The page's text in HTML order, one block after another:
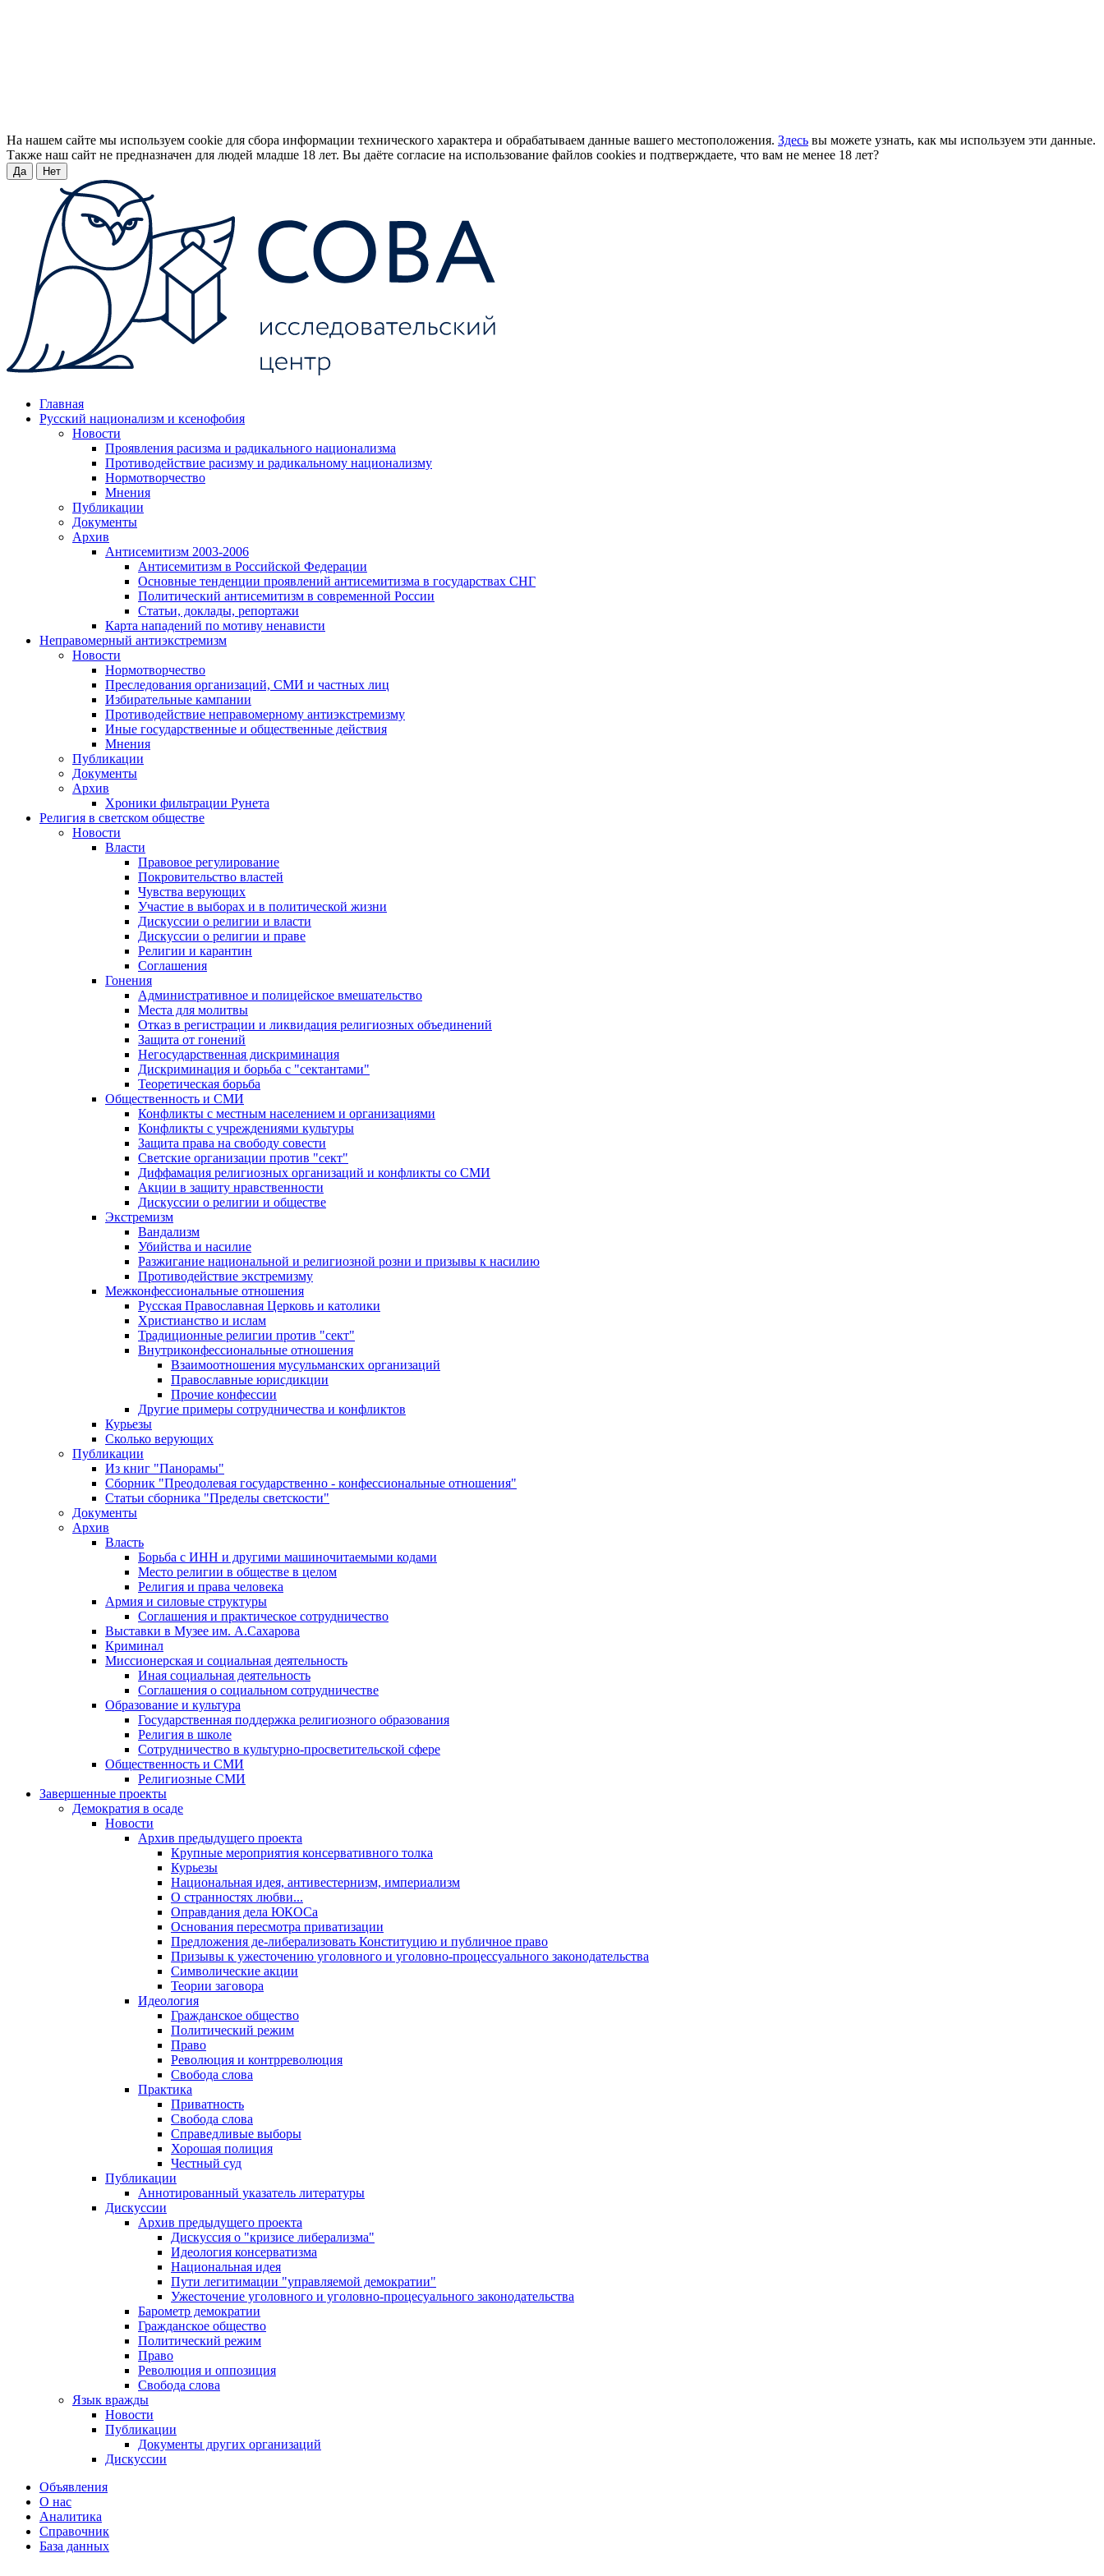
На нашем сайте мы используем cookie для сбора информации технического характера и обрабатываем данные вашего местоположения. Здесь вы можете узнать, как мы используем эти данные.
Также наш сайт не предназначен для людей младше 18 лет. Вы даёте согласие на использование файлов cookies и подтверждаете, что вам не менее 18 лет?
Да Нет
Главная
Русский национализм и ксенофобия
Новости
Проявления расизма и радикального национализма
Противодействие расизму и радикальному национализму
Нормотворчество
Мнения
Публикации
Документы
Архив
Антисемитизм 2003-2006
Антисемитизм в Российской Федерации
Основные тенденции проявлений антисемитизма в государствах СНГ
Политический антисемитизм в современной России
Статьи, доклады, репортажи
Карта нападений по мотиву ненависти
Неправомерный антиэкстремизм
Новости
Нормотворчество
Преследования организаций, СМИ и частных лиц
Избирательные кампании
Противодействие неправомерному антиэкстремизму
Иные государственные и общественные действия
Мнения
Публикации
Документы
Архив
Хроники фильтрации Рунета
Религия в светском обществе
Новости
Власти
Правовое регулирование
Покровительство властей
Чувства верующих
Участие в выборах и в политической жизни
Дискуссии о религии и власти
Дискуссии о религии и праве
Религии и карантин
Соглашения
Гонения
Административное и полицейское вмешательство
Места для молитвы
Отказ в регистрации и ликвидация религиозных объединений
Защита от гонений
Негосударственная дискриминация
Дискриминация и борьба с "сектантами"
Теоретическая борьба
Общественность и СМИ
Конфликты с местным населением и организациями
Конфликты с учреждениями культуры
Защита права на свободу совести
Светские организации против "сект"
Диффамация религиозных организаций и конфликты со СМИ
Акции в защиту нравственности
Дискуссии о религии и обществе
Экстремизм
Вандализм
Убийства и насилие
Разжигание национальной и религиозной розни и призывы к насилию
Противодействие экстремизму
Межконфессиональные отношения
Русская Православная Церковь и католики
Христианство и ислам
Традиционные религии против "сект"
Внутриконфессиональные отношения
Взаимоотношения мусульманских организаций
Православные юрисдикции
Прочие конфессии
Другие примеры сотрудничества и конфликтов
Курьезы
Сколько верующих
Публикации
Из книг "Панорамы"
Сборник "Преодолевая государственно - конфессиональные отношения"
Статьи сборника "Пределы светскости"
Документы
Архив
Власть
Борьба с ИНН и другими машиночитаемыми кодами
Место религии в обществе в целом
Религия и права человека
Армия и силовые структуры
Соглашения и практическое сотрудничество
Выставки в Музее им. А.Сахарова
Криминал
Миссионерская и социальная деятельность
Иная социальная деятельность
Соглашения о социальном сотрудничестве
Образование и культура
Государственная поддержка религиозного образования
Религия в школе
Сотрудничество в культурно-просветительской сфере
Общественность и СМИ
Религиозные СМИ
Завершенные проекты
Демократия в осаде
Новости
Архив предыдущего проекта
Крупные мероприятия консервативного толка
Курьезы
Национальная идея, антивестернизм, империализм
О странностях любви...
Оправдания дела ЮКОСа
Основания пересмотра приватизации
Предложения де-либерализовать Конституцию и публичное право
Призывы к ужесточению уголовного и уголовно-процессуального законодательства
Символические акции
Теории заговора
Идеология
Гражданское общество
Политический режим
Право
Революция и контрреволюция
Свобода слова
Практика
Приватность
Свобода слова
Справедливые выборы
Хорошая полиция
Честный суд
Публикации
Аннотированный указатель литературы
Дискуссии
Архив предыдущего проекта
Дискуссия о "кризисе либерализма"
Идеология консерватизма
Национальная идея
Пути легитимации "управляемой демократии"
Ужесточение уголовного и уголовно-процесуального законодательства
Барометр демократии
Гражданское общество
Политический режим
Право
Революция и оппозиция
Свобода слова
Язык вражды
Новости
Публикации
Документы других организаций
Дискуссии
Объявления
О нас
Аналитика
Справочник
База данных